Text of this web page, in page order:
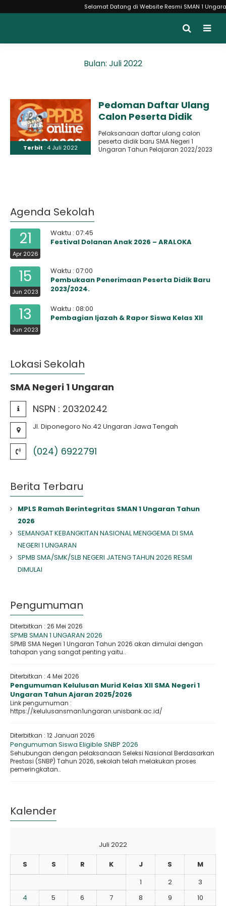
Selamat Datang di Website Resmi SMAN 1
Bulan: Juli 2022
Terbit : 4 Juli 2022
Pedoman Daftar Ulang
Calon Peserta Didik
Baru SMAN 1 Ungaran
2022/2023
Pelaksanaan daftar ulang calon
peserta didik baru SMA Negeri 1
Ungaran Tahun Pelajaran 2022/2023
Agenda Sekolah
21
Apr 2026
Waktu : 07:45
Festival Dolanan Anak 2026 – ARALOKA
15
Jun 2023
Waktu : 07:00
Pembukaan Penerimaan Peserta Didik Baru
2023/2024.
13
Jun 2023
Waktu : 08:00
Pembagian Ijazah & Rapor Siswa Kelas XII
Lokasi Sekolah
SMA Negeri 1 Ungaran
NSPN : 20320242
Jl. Diponegoro No.42 Ungaran Jawa Tengah
(024) 6922791
Berita Terbaru
MPLS Ramah Berintegritas SMAN 1 Ungaran Tahun
2026
SEMANGAT KEBANGKITAN NASIONAL MENGGEMA DI SMA
NEGERI 1 UNGARAN
SPMB SMA/SMK/SLB NEGERI JATENG TAHUN 2026 RESMI
DIMULAI
Pengumuman
Diterbitkan : 26 Mei 2026
SPMB SMAN 1 UNGARAN 2026
SPMB SMA Negeri 1 Ungaran Tahun 2026 akan dimulai dengan
tahapan yang sangat penting yaitu..
Diterbitkan : 4 Mei 2026
Pengumuman Kelulusan Murid Kelas XII SMA Negeri 1
Ungaran Tahun Ajaran 2025/2026
Link pengumuman :
https://kelulusansman1ungaran.unisbank.ac.id/
Diterbitkan : 12 Januari 2026
Pengumuman Siswa Eligible SNBP 2026
Sehubungan dengan pelaksanaan Seleksi Nasional Berdasarkan
Prestasi (SNBP) Tahun 2026, sekolah telah melakukan proses
pemeringkatan..
Kalender
Juli 2022
S S R K J S
M
1
2
3
4
5 6 7 8 9 10